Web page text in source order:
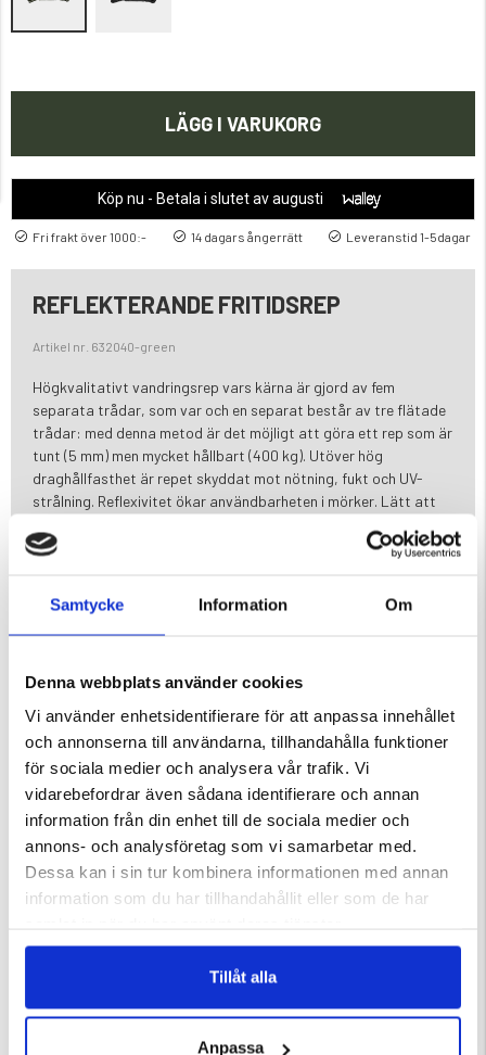
Samtycke Information Om
Denna webbplats använder cookies
Vi använder enhetsidentifierare för att anpassa innehållet
och annonserna till användarna, tillhandahålla funktioner
för sociala medier och analysera vår trafik. Vi
vidarebefordrar även sådana identifierare och annan
information från din enhet till de sociala medier och
annons- och analysföretag som vi samarbetar med.
Dessa kan i sin tur kombinera informationen med annan
information som du har tillhandahållit eller som de har
Tillåt alla
Anpassa
LÄGG I VARUKORG
Köp nu - Betala i slutet av augusti
Fri frakt över 1000:- 14 dagars ångerrätt Leveranstid 1-5dagar
REFLEKTERANDE FRITIDSREP
Artikel nr. 632040-green
Högkvalitativt vandringsrep vars kärna är gjord av fem
separata trådar, som var och en separat består av tre flätade
trådar: med denna metod är det möjligt att göra ett rep som är
tunt (5 mm) men mycket hållbart (400 kg). Utöver hög
draghållfasthet är repet skyddat mot nötning, fukt och UV-
strålning. Reflexivitet ökar användbarheten i mörker. Lätt att
20m
DU KANSKE OCKSÅ ÄR INTRESSERAD AV